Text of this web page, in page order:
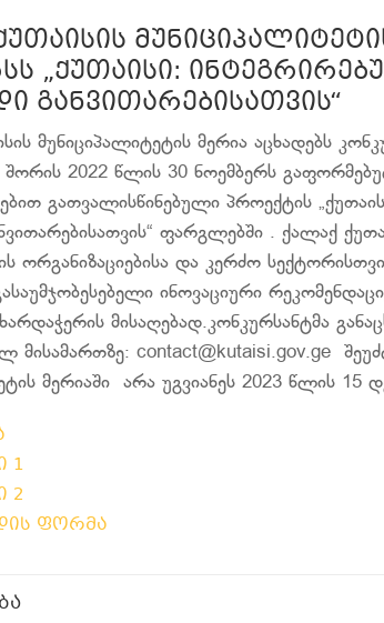
„ქუთაისი:
განვითარებისათვის“
მუნიციპალიტეტის მერია აცხადებს
2022 წლის 30 ნოემბერს
გათვალისწინებული პროექტის
ფარგლებში . ქალაქ
ორგანიზაციებისა და კერძო
ინოვაციური
მისაღებად.კონკურსანტმა
contact@kutaisi.gov.ge
მერიაში არა უგვიანეს 2023 წლის 15
1
2
ფორმა